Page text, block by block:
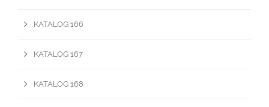
KATALOG 166
KATALOG 167
KATALOG 168